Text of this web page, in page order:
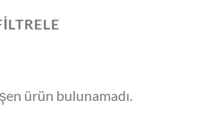
ürün bulunamadı.